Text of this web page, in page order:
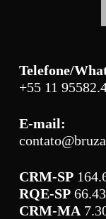
Telefone/
+55 11
E-mail:
CRM-SP
RQE-SP
CRM-MA